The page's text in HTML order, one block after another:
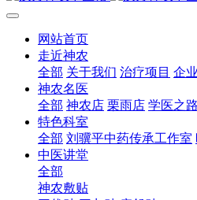
网站首页
走近神农
全部 关于我们 治疗项目 企
神农名医
全部 神农店 栗雨店 学医之路
特色科室
全部 刘骥平中药传承工作室
中医讲堂
全部
神农敷贴